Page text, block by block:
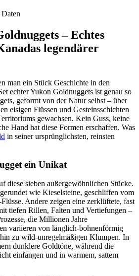
– Echtes
legendärer
man ein Stück Geschichte in den
echter Yukon Goldnuggets ist genau so
geformt von der Natur selbst – über
eisigen Flüssen und Gesteinsschichten
gewachsen. Kein Guss, keine
Hand hat diese Formen erschaffen. Was
in seiner ursprünglichsten, reinsten
ein Unikat
diese sieben außergewöhnlichen Stücke.
wie Kieselsteine, geschliffen vom
Andere zeigen eine zerklüftete, fast
tiefen Rillen, Falten und Vertiefungen –
die Millionen Jahre
variieren von länglich-bohnenförmig
zu wild-unregelmäßigen Klumpen. In
dunklere Goldtöne, während die
einfangen und in warmem, sattem